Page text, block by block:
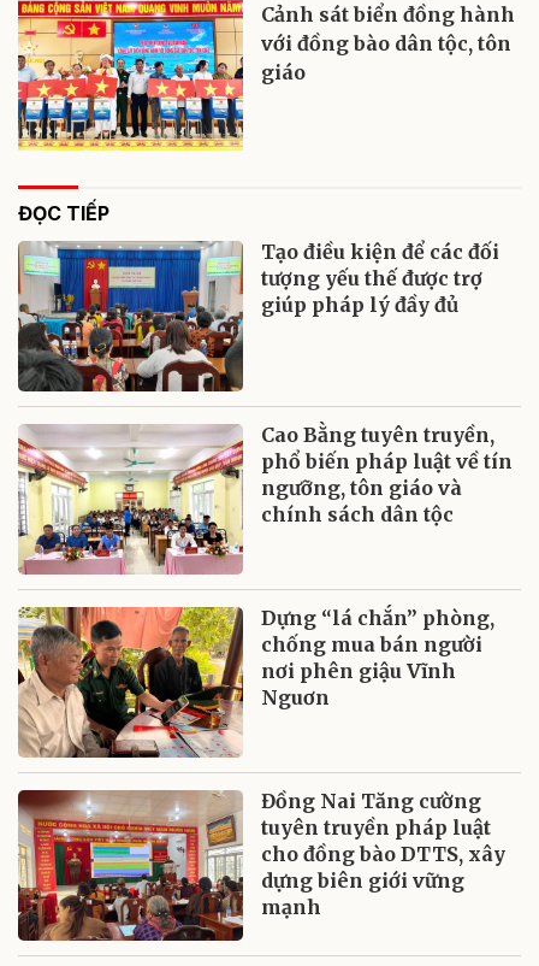
Cảnh sát biển đồng hành
với đồng bào dân tộc, tôn
giáo
ĐỌC TIẾP
Tạo điều kiện để các đối
tượng yếu thế được trợ
giúp pháp lý đầy đủ
Cao Bằng tuyên truyền,
phổ biến pháp luật về tín
ngưỡng, tôn giáo và
chính sách dân tộc
Dựng “lá chắn” phòng,
chống mua bán người
nơi phên giậu Vĩnh
Nguơn
Đồng Nai Tăng cường
tuyên truyền pháp luật
cho đồng bào DTTS, xây
dựng biên giới vững
mạnh